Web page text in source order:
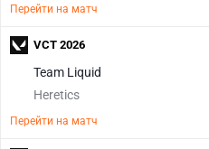
Перейти на матч
Team Liquid
Heretics
Перейти на матч
VCT 2026